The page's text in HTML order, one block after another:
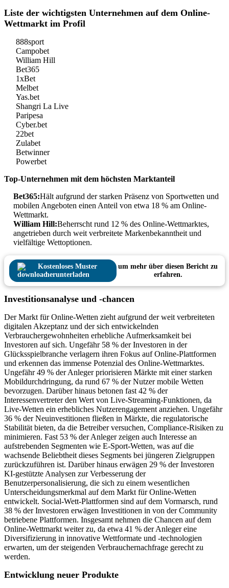
Liste der wichtigsten Unternehmen auf dem Online-
Wettmarkt im Profil
888sport
Campobet
William Hill
Bet365
1xBet
Melbet
Yas.bet
Shangri La Live
Paripesa
Cyber.bet
22bet
Zulabet
Betwinner
Powerbet
Top-Unternehmen mit dem höchsten Marktanteil
Bet365:Hält aufgrund der starken Präsenz von Sportwetten und
mobilen Angeboten einen Anteil von etwa 18 % am Online-
Wettmarkt.
William Hill:Beherrscht rund 12 % des Online-Wettmarktes,
angetrieben durch weit verbreitete Markenbekanntheit und
vielfältige Wettoptionen.
Kostenloses Muster
herunterladen
um mehr über diesen Bericht zu
erfahren.
Investitionsanalyse und -chancen
Der Markt für Online-Wetten zieht aufgrund der weit verbreiteten
digitalen Akzeptanz und der sich entwickelnden
Verbrauchergewohnheiten erhebliche Aufmerksamkeit bei
Investoren auf sich. Ungefähr 58 % der Investoren in der
Glücksspielbranche verlagern ihren Fokus auf Online-Plattformen
und erkennen das immense Potenzial des Online-Wettmarktes.
Ungefähr 49 % der Anleger priorisieren Märkte mit einer starken
Mobildurchdringung, da rund 67 % der Nutzer mobile Wetten
bevorzugen. Darüber hinaus betonen fast 42 % der
Interessenvertreter den Wert von Live-Streaming-Funktionen, da
Live-Wetten ein erhebliches Nutzerengagement anziehen. Ungefähr
36 % der Neuinvestitionen fließen in Märkte, die regulatorische
Stabilität bieten, da die Betreiber versuchen, Compliance-Risiken zu
minimieren. Fast 53 % der Anleger zeigen auch Interesse an
aufstrebenden Segmenten wie E-Sport-Wetten, was auf die
wachsende Beliebtheit dieses Segments bei jüngeren Zielgruppen
zurückzuführen ist. Darüber hinaus erwägen 29 % der Investoren
KI-gestützte Analysen zur Verbesserung der
Benutzerpersonalisierung, die sich zu einem wesentlichen
Unterscheidungsmerkmal auf dem Markt für Online-Wetten
entwickelt. Social-Wett-Plattformen sind auf dem Vormarsch, rund
38 % der Investoren erwägen Investitionen in von der Community
betriebene Plattformen. Insgesamt nehmen die Chancen auf dem
Online-Wettmarkt weiter zu, da etwa 41 % der Anleger eine
Diversifizierung in innovative Wettformate und -technologien
erwarten, um der steigenden Verbrauchernachfrage gerecht zu
werden.
Entwicklung neuer Produkte